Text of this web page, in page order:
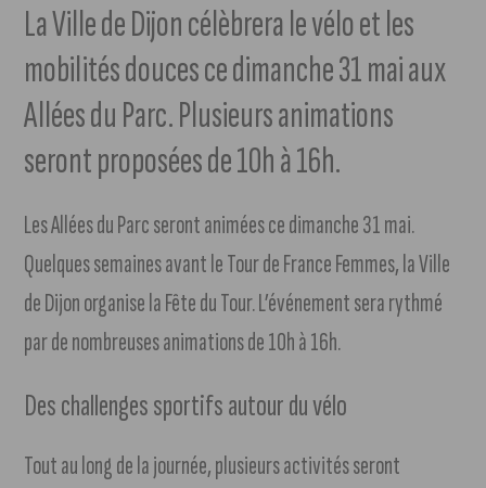
La Ville de Dijon célèbrera le vélo et les
mobilités douces ce dimanche 31 mai aux
Allées du Parc. Plusieurs animations
seront proposées de 10h à 16h.
Les Allées du Parc seront animées ce dimanche 31 mai.
Quelques semaines avant le Tour de France Femmes, la Ville
de Dijon organise la Fête du Tour. L’événement sera rythmé
par de nombreuses animations de 10h à 16h.
Des challenges sportifs autour du vélo
Tout au long de la journée, plusieurs activités seront